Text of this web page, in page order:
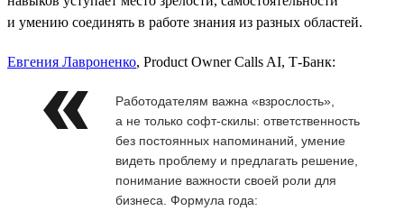
и умению соединять в работе знания из разных областей.
Евгения Лавроненко, Product Owner Calls AI, Т-Банк:
Работодателям важна «взрослость»,
а не только софт-скилы: ответственность
без постоянных напоминаний, умение
видеть проблему и предлагать решение,
понимание важности своей роли для
бизнеса. Формула года: